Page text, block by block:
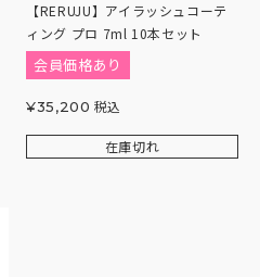
【RERUJU】アイラッシュコーテ
ィング プロ 7ml 10本セット
会員価格あり
¥35,200 税込
在庫切れ